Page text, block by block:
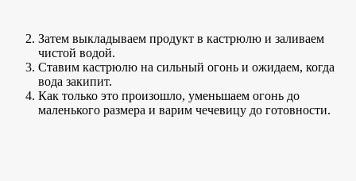
Затем выкладываем продукт в кастрюлю и заливаем
чистой водой.
Ставим кастрюлю на сильный огонь и ожидаем, когда
вода закипит.
Как только это произошло, уменьшаем огонь до
маленького размера и варим чечевицу до готовности.